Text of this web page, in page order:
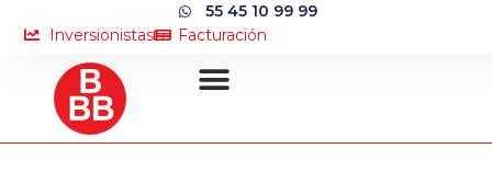
55 45 10 99 99
Inversionistas
Facturación